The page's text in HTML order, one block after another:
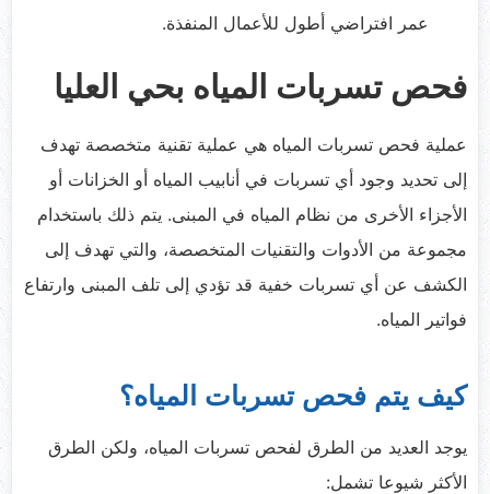
عمر افتراضي أطول للأعمال المنفذة.
فحص تسربات المياه بحي العليا
عملية فحص تسربات المياه هي عملية تقنية متخصصة تهدف
إلى تحديد وجود أي تسربات في أنابيب المياه أو الخزانات أو
الأجزاء الأخرى من نظام المياه في المبنى. يتم ذلك باستخدام
مجموعة من الأدوات والتقنيات المتخصصة، والتي تهدف إلى
الكشف عن أي تسربات خفية قد تؤدي إلى تلف المبنى وارتفاع
فواتير المياه.
كيف يتم فحص تسربات المياه؟
يوجد العديد من الطرق لفحص تسربات المياه، ولكن الطرق
الأكثر شيوعا تشمل: